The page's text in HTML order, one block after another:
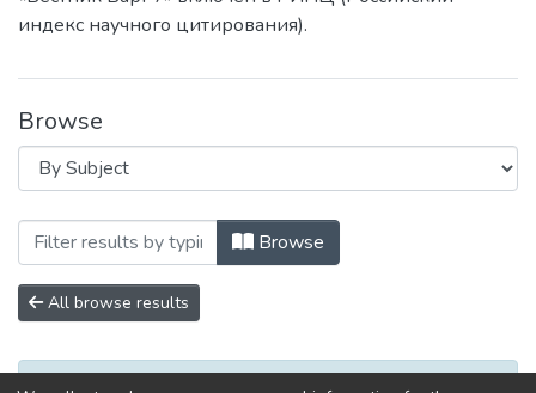
индекс научного цитирования).
Browse
Browsing Серия Педагогические
Browse
All browse results